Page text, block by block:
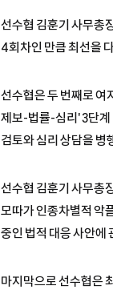
선수협 김훈기 사무총
4회차인 만큼 최선을
선수협은 두 번째로 여
제보-법률-심리' 3단계
검토와 심리 상담을 병
선수협 김훈기 사무총
모따가 인종차별적 악
중인 법적 대응 사안에
마지막으로 선수협은